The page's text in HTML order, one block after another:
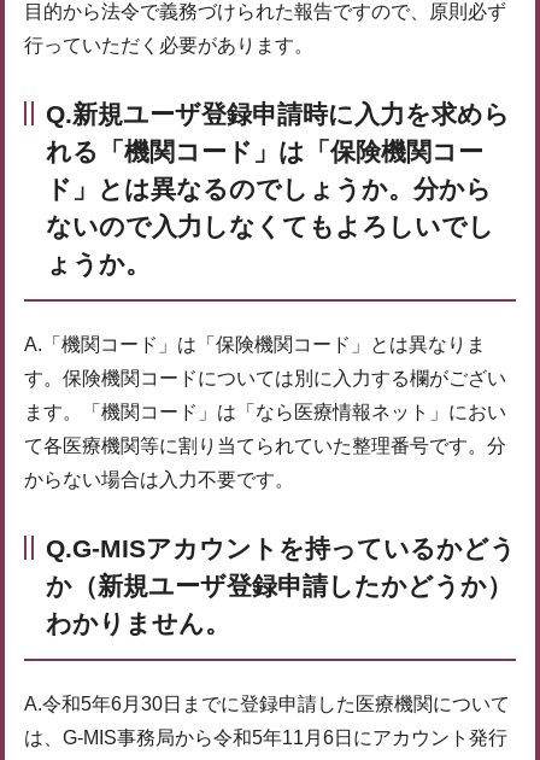
目的から法令で義務づけられた報告ですので、原則必ず
行っていただく必要があります。
Q.新規ユーザ登録申請時に入力を求めら
れる「機関コード」は「保険機関コー
ド」とは異なるのでしょうか。分から
ないので入力しなくてもよろしいでし
ょうか。
A.「機関コード」は「保険機関コード」とは異なりま
す。保険機関コードについては別に入力する欄がござい
ます。「機関コード」は「なら医療情報ネット」におい
て各医療機関等に割り当てられていた整理番号です。分
からない場合は入力不要です。
Q.G-MISアカウントを持っているかどう
か（新規ユーザ登録申請したかどうか）
わかりません。
A.令和5年6月30日までに登録申請した医療機関について
は、G-MIS事務局から令和5年11月6日にアカウント発行